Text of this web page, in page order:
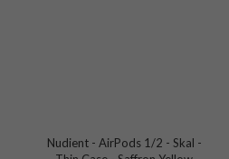
Nudient - AirPods 1/2 - Skal -